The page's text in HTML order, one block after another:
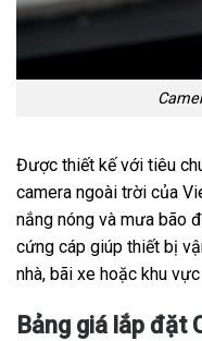
Được thiết kế với tiêu
camera ngoài trời của
nắng nóng và mưa bão
cứng cáp giúp thiết bị
nhà, bãi xe hoặc khu
Bảng giá lắp đặt